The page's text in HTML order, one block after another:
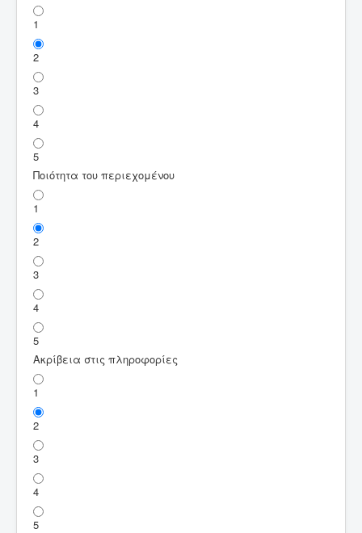
1
2
3
4
5
Ποιότητα του περιεχομένου
1
2
3
4
5
Ακρίβεια στις πληροφορίες
1
2
3
4
5